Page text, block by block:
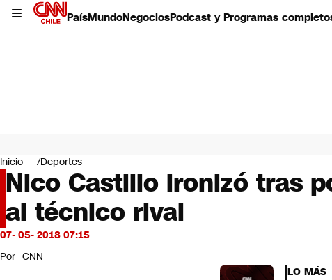
PaísMundoNegociosPodcast y Programas
Mundo
Negocios
Deportes
Programas completos
Cultura
Servicios
Bits
CNN Data
Inicio Deportes
Nico Castillo ironizó tras
al técnico rival
07- 05- 2018 07:15
Por CNN
LO MÁS